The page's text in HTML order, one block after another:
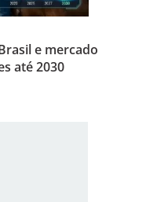
e mercado
até 2030